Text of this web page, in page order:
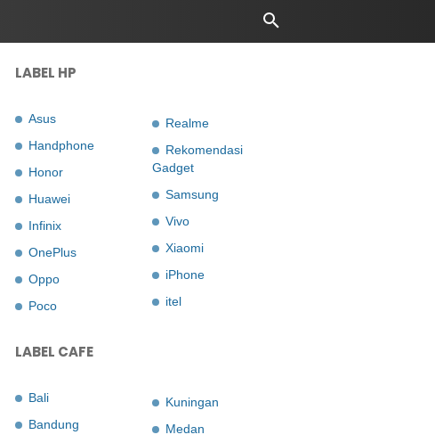
LABEL HP
Asus
Handphone
Honor
Huawei
Infinix
OnePlus
Oppo
Poco
Realme
Rekomendasi
Gadget
Samsung
Vivo
Xiaomi
iPhone
itel
LABEL CAFE
Bali
Bandung
Kuningan
Medan